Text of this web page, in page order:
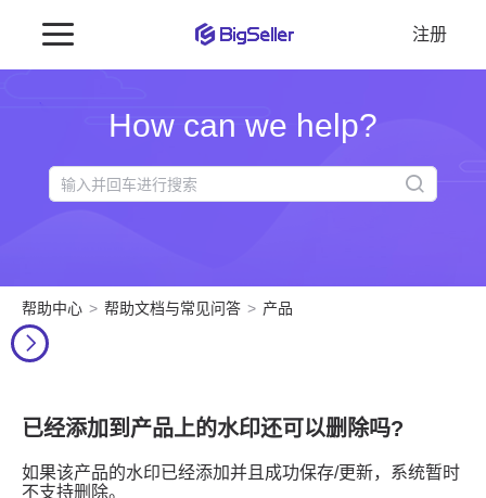
注册
How can we help?
帮助中心 帮助文档与常见问答 产品
已经添加到产品上的水印还可以删除吗?